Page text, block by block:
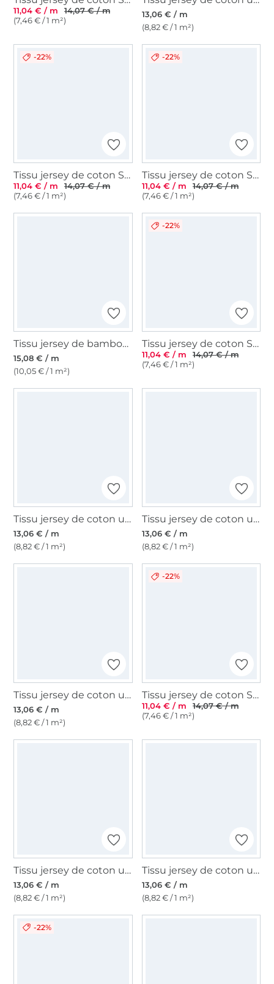
11,04 € / m
14,07 € / m
(7,46 € / 1 m²)
13,06 € / m
(8,82 € / 1 m²)
-22%
Tissu jersey de coton Sopo, bordeaux
11,04 € / m
14,07 € / m
(7,46 € / 1 m²)
-22%
Tissu jersey de coton Sopo, marron
11,04 € / m
14,07 € / m
(7,46 € / 1 m²)
Tissu jersey de bambou uni, baies
15,08 € / m
(10,05 € / 1 m²)
-22%
Tissu jersey de coton Sopo, aqua
11,04 € / m
14,07 € / m
(7,46 € / 1 m²)
Tissu jersey de coton uni, vert feuille
13,06 € / m
(8,82 € / 1 m²)
Tissu jersey de coton uni, baies foncé
13,06 € / m
(8,82 € / 1 m²)
Tissu jersey de coton uni, fuchsia
13,06 € / m
(8,82 € / 1 m²)
-22%
Tissu jersey de coton Sopo, lilas
11,04 € / m
14,07 € / m
(7,46 € / 1 m²)
Tissu jersey de coton uni, rose balais
13,06 € / m
(8,82 € / 1 m²)
Tissu jersey de coton uni, bleu bleuet
13,06 € / m
(8,82 € / 1 m²)
-22%